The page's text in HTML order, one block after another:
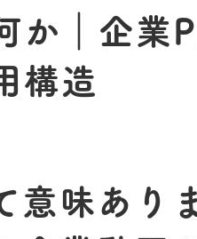
か｜企業
構造
意味あり